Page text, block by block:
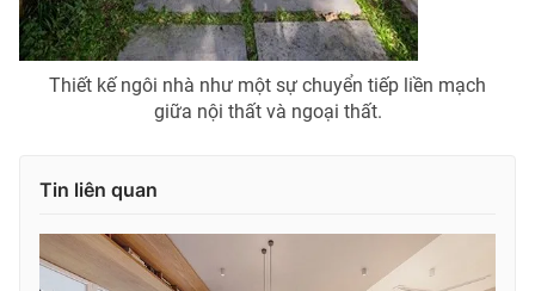
Thiết kế ngôi nhà như một sự chuyển tiếp liền mạch
giữa nội thất và ngoại thất.
Tin liên quan